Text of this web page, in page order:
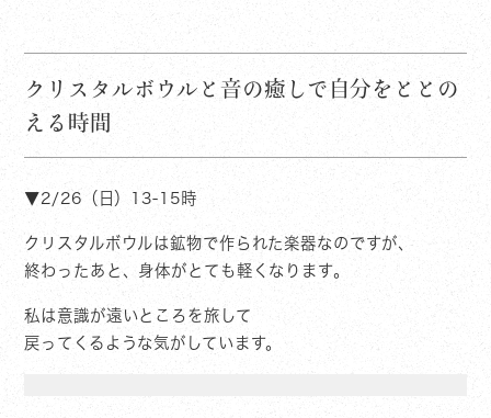
クリスタルボウルと音の癒しで自分をととの
える時間
▼2/26（日）13-15時
クリスタルボウルは鉱物で作られた楽器なのですが、
終わったあと、身体がとても軽くなります。
私は意識が遠いところを旅して
戻ってくるような気がしています。